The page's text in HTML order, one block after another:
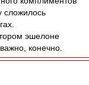
сложилось
эшелоне
конечно.